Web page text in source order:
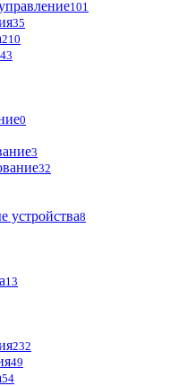
101
35
210
43
0
3
32
устройства8
13
232
49
54